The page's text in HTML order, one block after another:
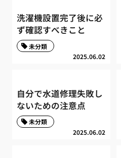
洗濯機設置完了後に必
ず確認すべきこと
2025.06.02
未分類
自分で水道修理失敗し
ないための注意点
2025.06.02
未分類